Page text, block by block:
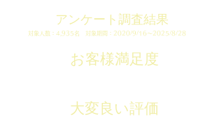
​アンケート調査結果
対象人数：4,935名 対象期間：2020/9/16～2025/8/28
​お客様満足度
​大変良い評価